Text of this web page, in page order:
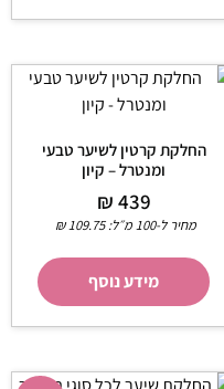
החלקת קרטין לשיער טבעי
ומנטרל – קיון
₪439
מחיר ל-100 מ״ל: ₪109.75
מידע נוסף